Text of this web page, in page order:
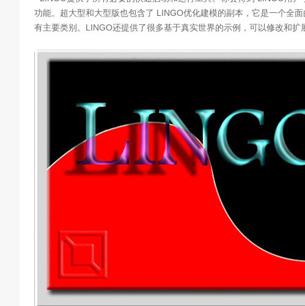
功能。超大型和大型版也包含了 LINGO优化建模的副本，它是一个全
有主要类别。LINGO还提供了很多基于真实世界的示例，可以修改和扩